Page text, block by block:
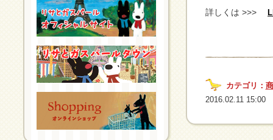
詳しくは >>>
カテゴリ：
2016.02.11 15:00